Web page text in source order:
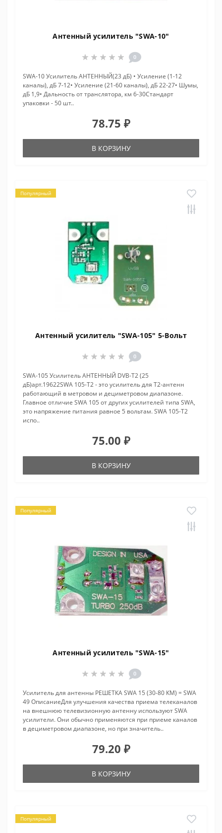
Антенный усилитель "SWA-10"
0
SWA-10 Усилитель АНТЕННЫЙ(23 дБ) • Усиление (1-12
каналы), дБ 7-12• Усиление (21-60 каналы), дБ 22-27• Шумы,
дБ 1,9• Дальность от транслятора, км 6-30Стандарт
упаковки - 50 шт..
78.75 ₽
В КОРЗИНУ
Популярный
Антенный усилитель "SWA-105" 5-Вольт
0
SWA-105 Усилитель АНТЕННЫЙ DVB-T2 (25
дБ)арт.19622SWA 105-T2 - это усилитель для Т2-антенн
работающий в метровом и дециметровом диапазоне.
Главное отличие SWA 105 от других усилителей типа SWA,
это напряжение питания равное 5 вольтам. SWA 105-T2
испо..
75.00 ₽
В КОРЗИНУ
Популярный
Антенный усилитель "SWA-15"
0
Усилитель для антенны РЕШЕТКА SWA 15 (30-80 КМ) = SWA
49 ОписаниеДля улучшения качества приема телеканалов
на внешнюю телевизионную антенну используют SWA
усилители. Они обычно применяются при приеме каналов
в дециметровом диапазоне, но при значитель..
79.20 ₽
В КОРЗИНУ
Популярный